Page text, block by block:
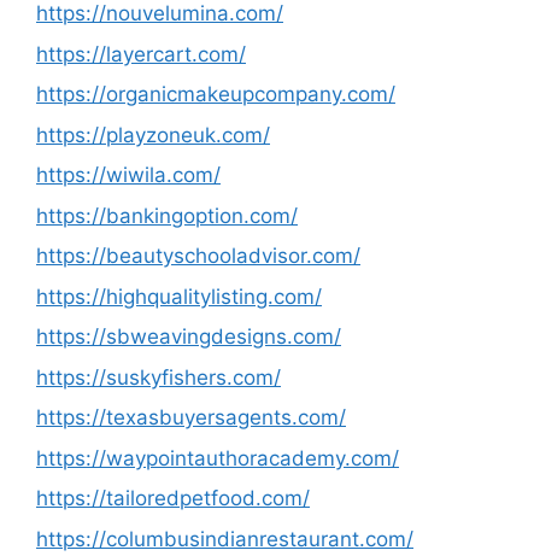
https://nouvelumina.com/
https://layercart.com/
https://organicmakeupcompany.com/
https://playzoneuk.com/
https://wiwila.com/
https://bankingoption.com/
https://beautyschooladvisor.com/
https://highqualitylisting.com/
https://sbweavingdesigns.com/
https://suskyfishers.com/
https://texasbuyersagents.com/
https://waypointauthoracademy.com/
https://tailoredpetfood.com/
https://columbusindianrestaurant.com/